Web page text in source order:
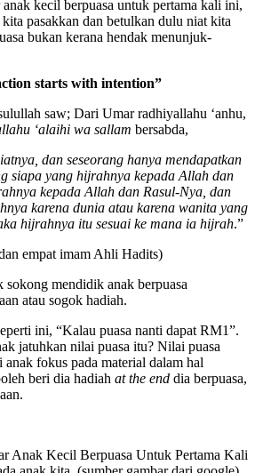
kecil berpuasa untuk pertama kali ini,
pasakkan dan betulkan dulu niat kita
bukan kerana hendak menunjuk-
starts with intention”
saw; Dari Umar radhiyallahu ‘anhu,
‘alaihi wa sallam bersabda,
dan seseorang hanya mendapatkan
siapa yang hijrahnya kepada Allah dan
kepada Allah dan Rasul-Nya, dan
karena dunia atau karena wanita yang
hijrahnya itu sesuai ke mana ia hijrah.”
empat imam Ahli Hadits)
sokong mendidik anak berpuasa
atau sogok hadiah.
ini, “Kalau puasa nanti dapat RM1”.
jatuhkan nilai puasa itu? Nilai puasa
fokus pada material dalam hal
beri dia hadiah at the end dia berpuasa,